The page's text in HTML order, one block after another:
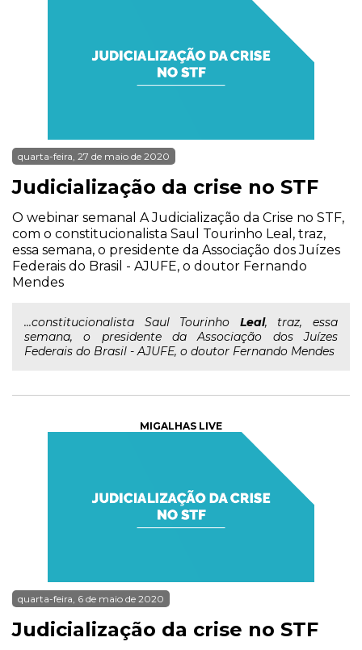
quarta-feira, 27 de maio de 2020
Judicialização da crise no STF
O webinar semanal A Judicialização da Crise no STF,
com o constitucionalista Saul Tourinho Leal, traz,
essa semana, o presidente da Associação dos Juízes
Federais do Brasil - AJUFE, o doutor Fernando
Mendes
...constitucionalista Saul Tourinho Leal, traz, essa
semana, o presidente da Associação dos Juízes
Federais do Brasil - AJUFE, o doutor Fernando Mendes
MIGALHAS LIVE
quarta-feira, 6 de maio de 2020
Judicialização da crise no STF